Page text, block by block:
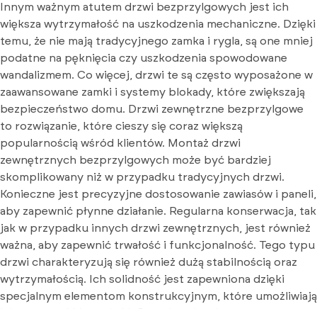
Innym ważnym atutem drzwi bezprzylgowych jest ich
większa wytrzymałość na uszkodzenia mechaniczne. Dzięki
temu, że nie mają tradycyjnego zamka i rygla, są one mniej
podatne na pęknięcia czy uszkodzenia spowodowane
wandalizmem. Co więcej, drzwi te są często wyposażone w
zaawansowane zamki i systemy blokady, które zwiększają
bezpieczeństwo domu. Drzwi zewnętrzne bezprzylgowe
to rozwiązanie, które cieszy się coraz większą
popularnością wśród klientów. Montaż drzwi
zewnętrznych bezprzylgowych może być bardziej
skomplikowany niż w przypadku tradycyjnych drzwi.
Konieczne jest precyzyjne dostosowanie zawiasów i paneli,
aby zapewnić płynne działanie. Regularna konserwacja, tak
jak w przypadku innych drzwi zewnętrznych, jest również
ważna, aby zapewnić trwałość i funkcjonalność. Tego typu
drzwi charakteryzują się również dużą stabilnością oraz
wytrzymałością. Ich solidność jest zapewniona dzięki
specjalnym elementom konstrukcyjnym, które umożliwiają